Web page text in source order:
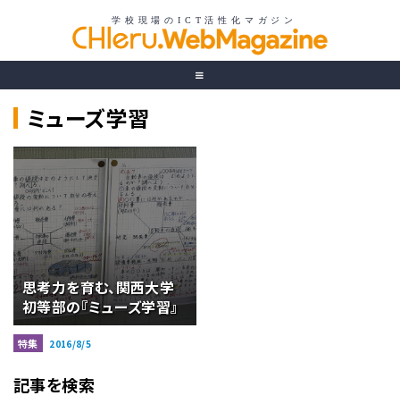
ミューズ学習
思考力を育む、関西大学
初等部の『ミューズ学習』
特集 2016/8/5
記事を検索